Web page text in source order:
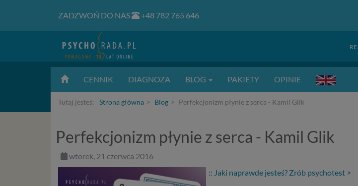
ZADZWOŃ DO NAS +48 782 765 646
CENNIK DIAGNOZA BLOG PAKIETY OPINIE
Tutaj jesteś: Strona główna Blog Perfekcjonizm płynie z serca - Kamil Glik
Perfekcjonizm płynie z serca - Kamil Glik
wtorek, 21 czerwca 2016
:: Jaki naprawde jesteś? Zrób psychotest >